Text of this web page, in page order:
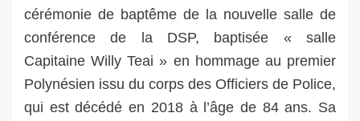
cérémonie de baptême de la nouvelle salle de
conférence de la DSP, baptisée « salle
Capitaine Willy Teai » en hommage au premier
Polynésien issu du corps des Officiers de Police,
qui est décédé en 2018 à l’âge de 84 ans. Sa